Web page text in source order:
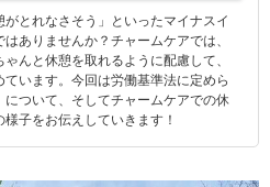
がとれなさそう」といったマイナスイ
ありませんか？チャームケアでは、
んと休憩を取れるように配慮して、
ています。今回は労働基準法に定めら
について、そしてチャームケアでの休
子をお伝えしていきます！